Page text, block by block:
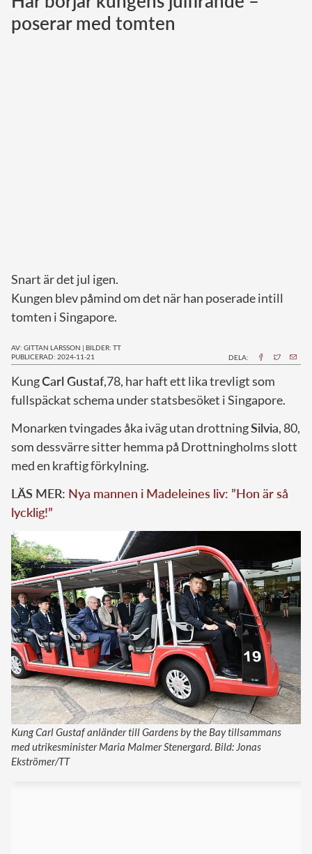
Norska kungahuset
poserar med tomten
Snart är det jul igen.
Kungen blev påmind om det när han poserade intill
tomten i Singapore.
AV: GITTAN LARSSON | BILDER: TT
PUBLICERAD: 2024-11-21
DELA:
KungCarl Gustaf,78, har haft ett lika trevligt som
fullspäckat schema under statsbesöket i Singapore.
Monarken tvingades åka iväg utan drottningSilvia, 80,
som dessvärre sitter hemma på Drottningholms slott
med en kraftig förkylning.
LÄS MER: Nya mannen i Madeleines liv: ”Hon är så
lycklig!”
Kung Carl Gustaf anländer till Gardens by the Bay tillsammans
med utrikesminister Maria Malmer Stenergard. Bild: Jonas
Ekströmer/TT